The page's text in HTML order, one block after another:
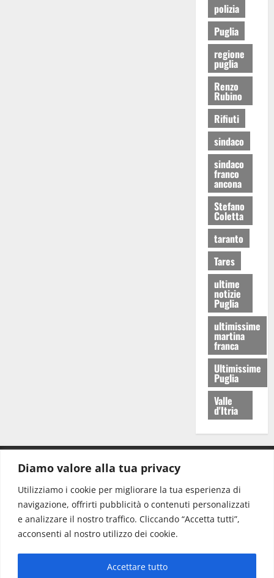
Diamo valore alla tua privacy
Utilizziamo i cookie per migliorare la tua esperienza di
navigazione, offrirti pubblicità o contenuti personalizzati
e analizzare il nostro traffico. Cliccando “Accetta tutti”,
acconsenti al nostro utilizzo dei cookie.
Accettare tutto
polizia
Puglia
regione
puglia
Renzo
Rubino
Rifiuti
sindaco
sindaco
franco
ancona
Stefano
Coletta
taranto
Tares
ultime
notizie
Puglia
ultimissime
martina
franca
Ultimissime
Puglia
Valle
d'Itria
Redazione: redazione@www.martinasera.it
Direttore:direttore@www.martinasera.it
Info & Commerciale:info@www.martinasera.it